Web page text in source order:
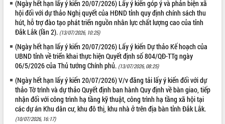
phá cơ chế - Hợp tác công tư
Đề án 06 tạo bước ngoặt đột phá trong
cải cách hành chính tỉnh Đắk Lắk
Kết nối tour, đẩy mạnh chuyển đổi số
để phát triển du lịch Đắk Lắk
Khởi động Dự án Đầu tư xây dựng hạ
tầng kỹ thuật Cụm công nghiệp Tân
Tiến
Gặp mặt các cơ quan báo chí nhân Kỷ
niệm 101 năm Ngày Báo chí Cách
mạng Việt Nam
(Ngày hết hạn lấy ý kiến 20/07/2026) Lấy ý kiến góp ý và phản biện xã
hội đối với dự thảo Nghị quyết của HĐND tỉnh quy định chính sách thu
hút, hỗ trợ đào tạo phát triển nguồn nhân lực chất lượng cao của tỉnh
Đắk Lắk (lần 2). (13/07/2026, 10:25)
(Ngày hết hạn lấy ý kiến 20/07/2026) Lấy ý kiến Dự thảo Kế hoạch của
UBND tỉnh về triển khai thực hiện Quyết định số 804/QĐ-TTg ngày
06/5/2026 của Thủ tướng Chính phủ. (13/07/2026, 08:25)
(Ngày hết hạn lấy ý kiến 20/07/2026) V/v đăng tải lấy ý kiến đối với dự
thảo Tờ trình và dự thảo Quyết định ban hành Quy định về bàn giao, tiếp
nhận đối với công trình hạ tầng kỹ thuật, công trình hạ tầng xã hội tại
các dự án Khu dân cư, khu đô thị, khu nhà ở trên địa bàn tỉnh Đắk Lắk.
(10/07/2026, 16:17)